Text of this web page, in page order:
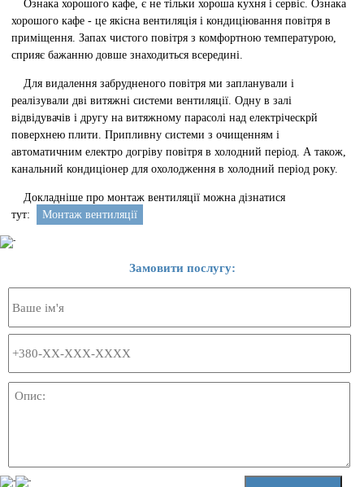
Ознака хорошого кафе, є не тільки хороша кухня і сервіс. Ознака
хорошого кафе - це якісна вентиляція і кондиціювання повітря в
приміщення. Запах чистого повітря з комфортною температурою,
сприяє бажанню довше знаходиться всередині.
Для видалення забрудненого повітря ми запланували і
реалізували дві витяжні системи вентиляції. Одну в залі
відвідувачів і другу на витяжному парасолі над електріческрй
поверхнею плити. Припливну системи з очищенням і
автоматичним електро догріву повітря в холодний період. А також,
канальний кондиціонер для охолодження в холодний період року.
Докладніше про монтаж вентиляції можна дізнатися
тут:
Монтаж вентиляції
Замовити послугу: